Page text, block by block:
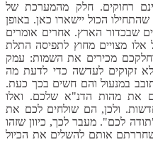
רחוקים. חלק מהמערכת של
הכול יישארו כאן. באופן
שבכדור הארץ. אחרים אומרים
מצויים מחוץ לתפיסה התלת
מכירים את השמות: עמק
זקוקים לעדשה כדי לדעת מה
במנעול והם חשים בכך כעת.
את מהות הדנ"א שלכם. ואלו
ולכן, הם שולחים לכם את
לכם". מעבר לכך, כיוון שזהו
אותם להשלים את הכיול